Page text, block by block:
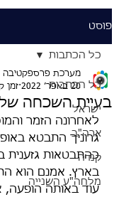
פוסט
כל הכתבות
ישראל
ארה"ב
קנדה
מלחה"ע השנייה
כל הכתבות
בעיית השכחה של
מערכת פרספקטיבה
20 באפר׳ 2022
זמן
לאחרונה הזמר
גרוניך התבטא
כהתבטאות גזענית
בארץ. אמנם הוא
עוד באותה הופעה,